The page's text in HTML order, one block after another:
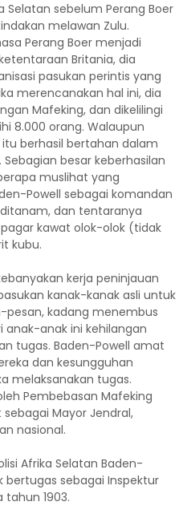
Selatan sebelum Perang Boer
melawan Zulu.
Perang Boer menjadi
Britania, dia
pasukan perintis yang
merencanakan hal ini, dia
Mafeking, dan dikelilingi
8.000 orang. Walaupun
berhasil bertahan dalam
besar keberhasilan
muslihat yang
Powell sebagai komandan
dan tentaranya
kawat olok-olok (tidak
kubu.
kerja peninjauan
kanak-kanak asli untuk
kadang menembus
anak-anak ini kehilangan
tugas. Baden-Powell amat
dan kesungguhan
melaksanakan tugas.
Pembebasan Mafeking
sebagai Mayor Jendral,
nasional.
Afrika Selatan Baden-
bertugas sebagai Inspektur
1903.